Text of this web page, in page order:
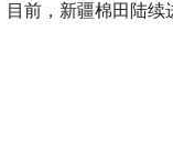
目前，新疆棉田陆